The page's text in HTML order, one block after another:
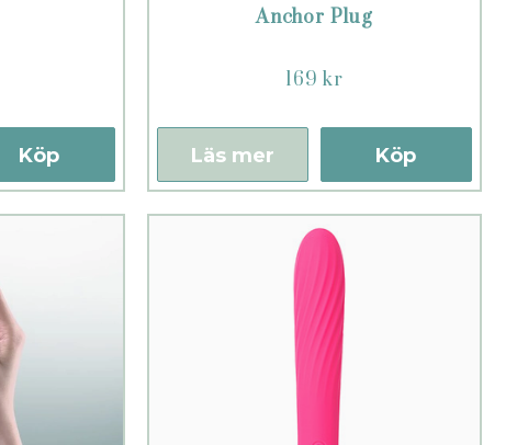
Köp
Anchor Plug
169 kr
Köp
Läs mer